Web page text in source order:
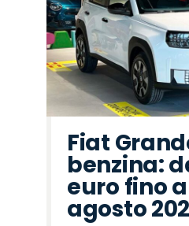
Fiat
benzina:
euro fino
agosto